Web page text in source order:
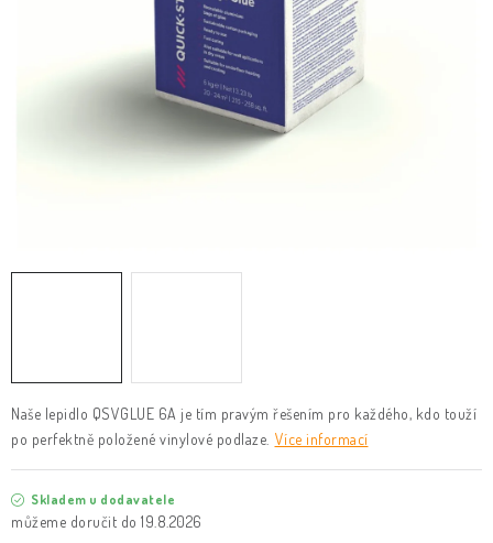
REALIZACE Kontakty O nás
Proč s námi
Obchodní podmínky
GDPR FAQ
Naše lepidlo QSVGLUE 6A je tím pravým řešením pro každého, kdo touží
po perfektně položené vinylové podlaze. Více informací
Skladem u dodavatele
19.8.2026